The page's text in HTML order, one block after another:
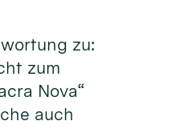
zu:
zum
Nova“
auch